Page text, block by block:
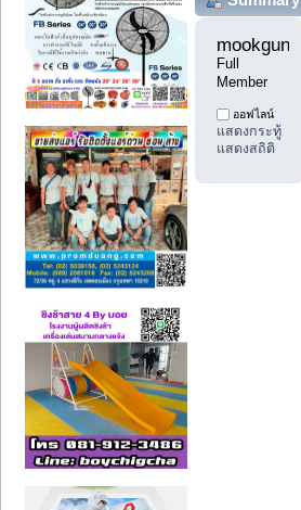
Full
Member
ออฟไลน์
แสดงกระทู้
แสดงสถิติ